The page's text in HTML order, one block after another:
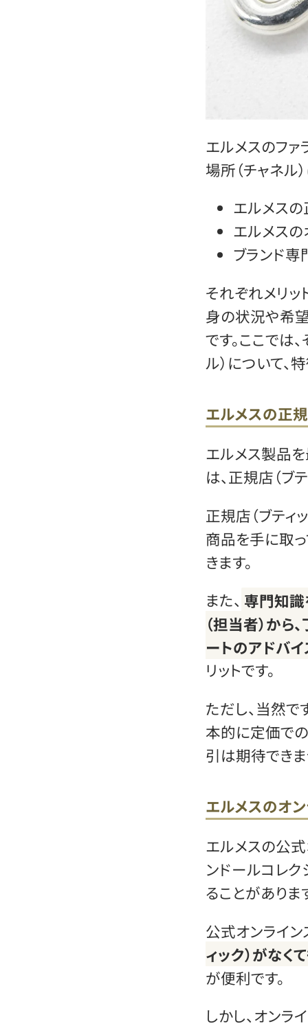
エルメスのファ
場所（チャネル
エルメスの
エルメスの
ブランド専
それぞれメリッ
身の状況や希
です。ここでは
ル）について、
エルメスの正規
エルメス製品
は、正規店（ブテ
正規店（ブティ
商品を手に取
きます。
また、 専門知識
（担当者）か
ートのアドバ
リットです。
ただし、当然で
本的に定価で
引は期待できま
エルメスのオ
エルメスの公式
ンドールコレ
ることがありま
公式オンライン
ィック）がなく
が便利です。
しかし、オンラ